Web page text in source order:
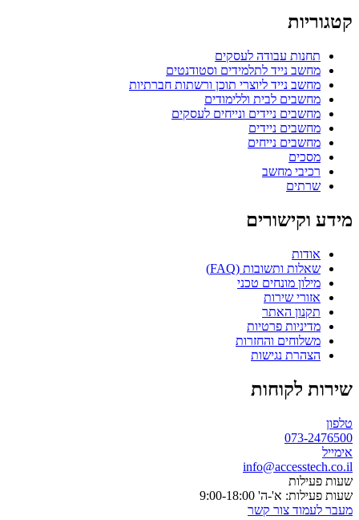
קטגוריות
תחנות עבודה לעסקים
מחשב נייד לתלמידים וסטודנטים
מחשב נייד ליוצרי תוכן ורשתות חברתיות
מחשבים לבית וללימודים
מחשבים ניידים ונייחים לעסקים
מחשבים ניידים
מחשבים נייחים
מסכים
רכיבי מחשב
שרתים
מידע וקישורים
אודות
שאלות ותשובות (FAQ)
מילון מונחים טכני
אזורי שירות
תקנון האתר
מדיניות פרטיות
משלוחים והחזרות
הצהרת נגישות
שירות לקוחות
טלפון
073-2476500
אימייל
info@accesstech.co.il
שעות פעילות
שעות פעילות: א'-ה' 9:00-18:00
מעבר לעמוד צור קשר